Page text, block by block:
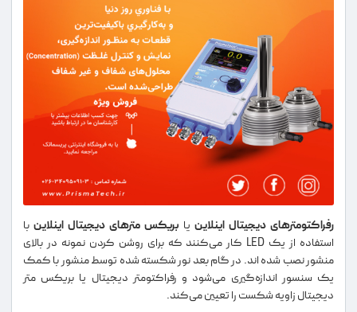
رفراکتومترهای دیجیتال اینلاین یا بریکس مترهای دیجیتال اینلاین با
استفاده از یک LED کار می‌کنند که برای روشن کردن نمونه در بالای
منشور نصب شده‌ اند. در گام بعد نور شکسته شده توسط منشور با کمک
یک سنسور اندازه‌گیری می‌شود و رفراکتومتر دیجیتال یا بریکس متر
دیجیتال زاویه شکست را تعیین می‌کند.